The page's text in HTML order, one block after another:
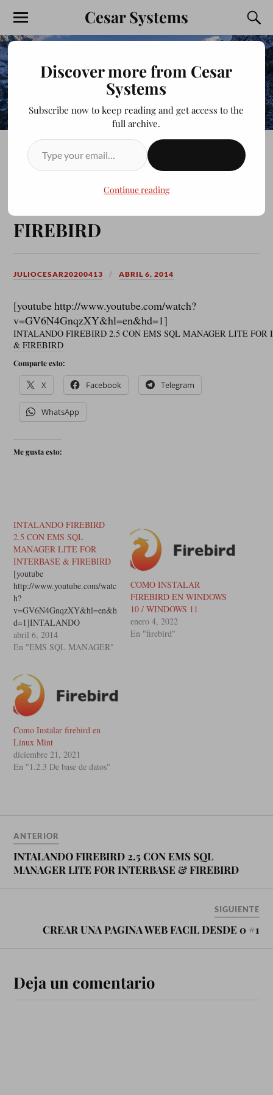
Cesar Systems
INTALANDO FIREBIRD 2.5
CON EMS SQL MANAGER
FIREBIRD
JULIOCESAR20200413 ABRIL 6, 2014
[youtube http://www.youtube.com/watch?
v=GV6N4GnqzXY&hl=en&hd=1]
INTALANDO FIREBIRD 2.5 CON EMS SQL MANAGER LITE FOR
& FIREBIRD
Comparte esto:
X Facebook Telegram
WhatsApp
Me gusta esto:
INTALANDO FIREBIRD
2.5 CON EMS SQL
MANAGER LITE FOR
INTERBASE & FIREBIRD
[youtube
http://www.youtube.com/watc
h?
v=GV6N4GnqzXY&hl=en&h
d=1]INTALANDO
FIREBIRD 2.5 CON EMS
SQL MANAGER LITE FOR
abril 6, 2014
En "EMS SQL MANAGER"
COMO INSTALAR
FIREBIRD EN WINDOWS
10 / WINDOWS 11
enero 4, 2022
En "firebird"
Como Instalar firebird en
Linux Mint
diciembre 21, 2021
En "1.2.3 De base de datos"
ANTERIOR
INTALANDO FIREBIRD 2.5 CON EMS SQL
MANAGER LITE FOR INTERBASE & FIREBIRD
SIGUIENTE
CREAR UNA PAGINA WEB FACIL DESDE 0 #1
Deja un comentario
Discover more from Cesar
Systems
Subscribe now to keep reading and get access to the
full archive.
Continue reading